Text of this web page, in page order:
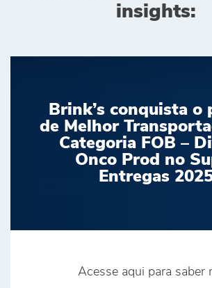
insights:
Brink’s conquista o
de Melhor
Categoria FOB –
Onco Prod no
Entregas
Acesse aqui para saber